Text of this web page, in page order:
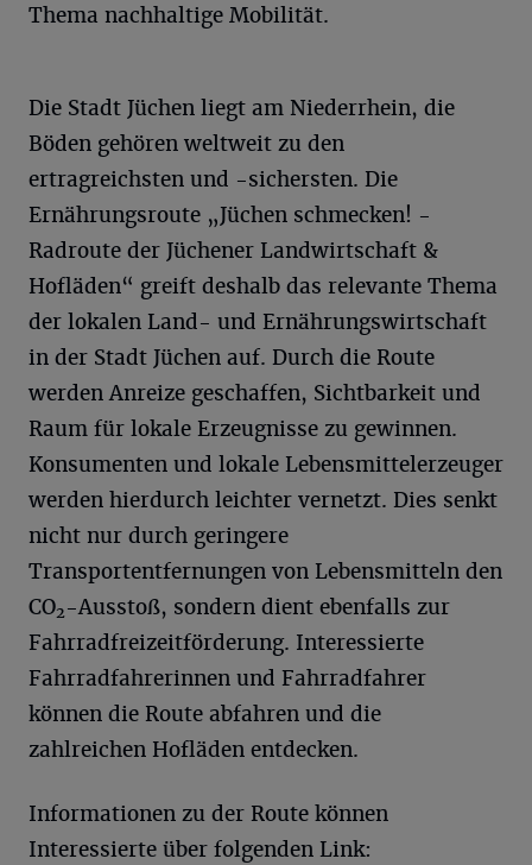
Thema nachhaltige Mobilität.
Die Stadt Jüchen liegt am Niederrhein, die
Böden gehören weltweit zu den
ertragreichsten und -sichersten. Die
Ernährungsroute „Jüchen schmecken! -
Radroute der Jüchener Landwirtschaft &
Hofläden“ greift deshalb das relevante Thema
der lokalen Land- und Ernährungswirtschaft
in der Stadt Jüchen auf. Durch die Route
werden Anreize geschaffen, Sichtbarkeit und
Raum für lokale Erzeugnisse zu gewinnen.
Konsumenten und lokale Lebensmittelerzeuger
werden hierdurch leichter vernetzt. Dies senkt
nicht nur durch geringere
Transportentfernungen von Lebensmitteln den
CO2-Ausstoß, sondern dient ebenfalls zur
Fahrradfreizeitförderung. Interessierte
Fahrradfahrerinnen und Fahrradfahrer
können die Route abfahren und die
zahlreichen Hofläden entdecken.
Informationen zu der Route können
Interessierte über folgenden Link: